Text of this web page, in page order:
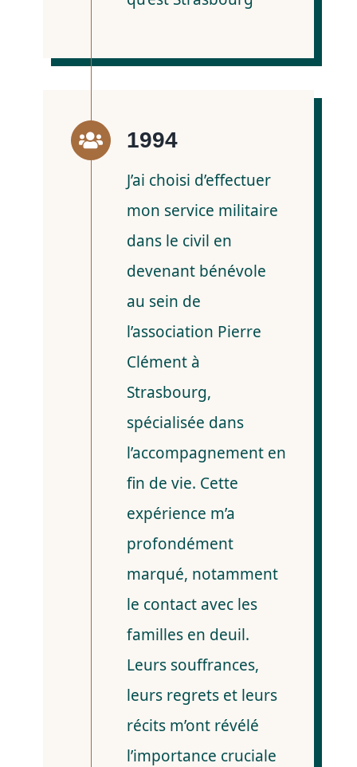
1994
J’ai choisi d’effectuer
mon service militaire
dans le civil en
devenant bénévole
au sein de
l’association Pierre
Clément à
Strasbourg,
spécialisée dans
l’accompagnement en
fin de vie. Cette
expérience m’a
profondément
marqué, notamment
le contact avec les
familles en deuil.
Leurs souffrances,
leurs regrets et leurs
récits m’ont révélé
l’importance cruciale